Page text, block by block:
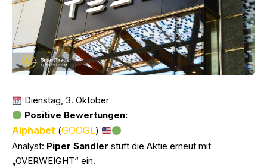
Dienstag, 3. Oktober
Positive Bewertungen:
Alphabet (GOOGL)
Analyst: Piper Sandler stuft die Aktie erneut mit
„OVERWEIGHT“ ein.